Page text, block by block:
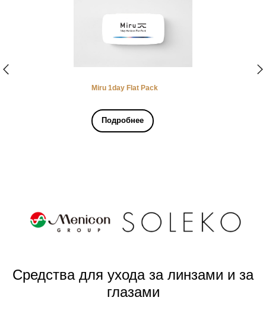
Miru 1day Flat Pack
Подробнее
Средства для ухода за линзами и за
глазами